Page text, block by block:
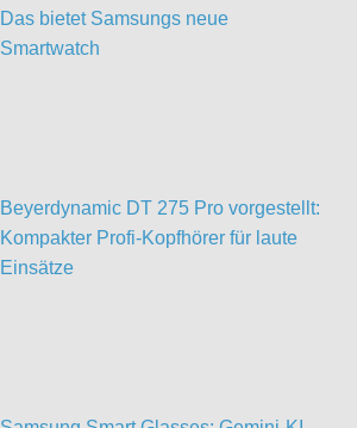
Das bietet Samsungs neue
Smartwatch
Beyerdynamic DT 275 Pro vorgestellt:
Kompakter Profi-Kopfhörer für laute
Einsätze